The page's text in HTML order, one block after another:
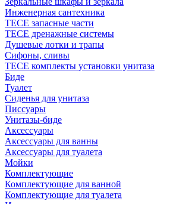
Инженерная сантехника
TECE запасные части
TECE дренажные системы
Душевые лотки и трапы
Сифоны, сливы
TECE комплекты установки унитаза
Биде
Туалет
Сиденья для унитаза
Писсуары
Унитазы-биде
Аксессуары
Аксессуары для ванны
Аксессуары для туалета
Мойки
Комплектующие
Комплектующие для ванной
Комплектующие для туалета